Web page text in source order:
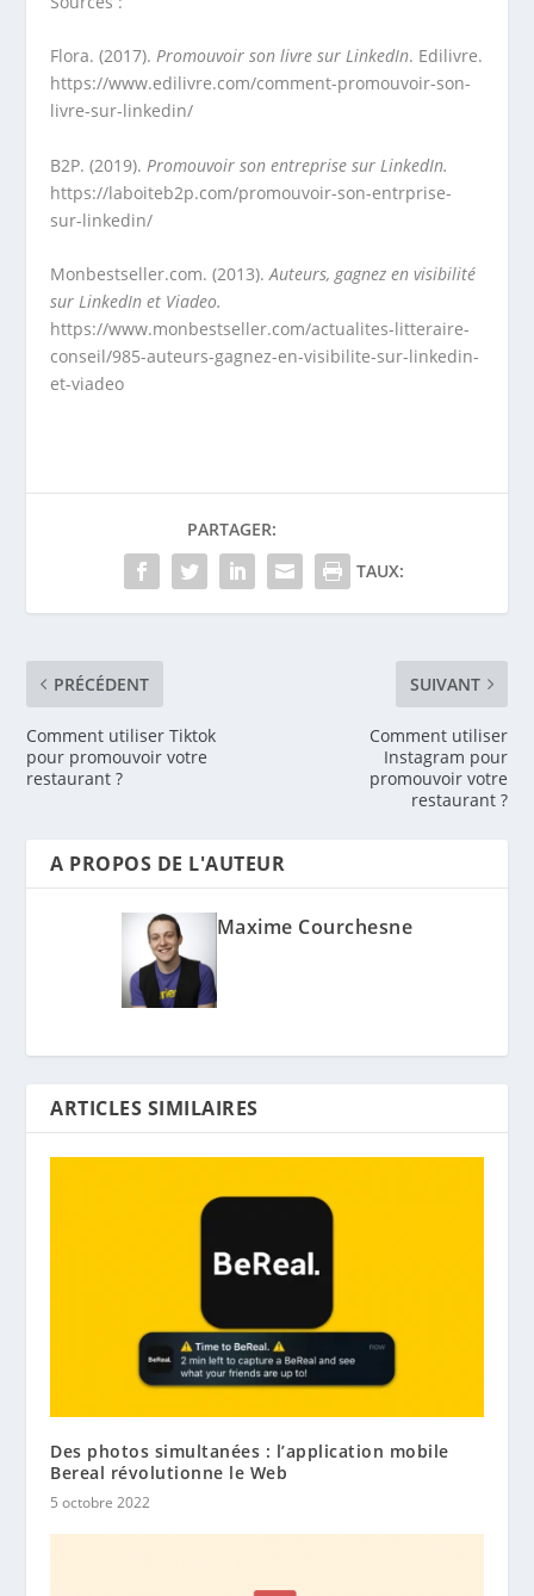
Flora. (2017). Promouvoir son livre sur LinkedIn. Edilivre.
https://www.edilivre.com/comment-promouvoir-son-
livre-sur-linkedin/
B2P. (2019). Promouvoir son entreprise sur LinkedIn.
https://laboiteb2p.com/promouvoir-son-entrprise-
sur-linkedin/
Monbestseller.com. (2013).Auteurs, gagnez en visibilité
sur LinkedIn et Viadeo.
https://www.monbestseller.com/actualites-litteraire-
conseil/985-auteurs-gagnez-en-visibilite-sur-linkedin-
et-viadeo
PARTAGER:
TAUX:
PRÉCÉDENT
Comment utiliser Tiktok
pour promouvoir votre
restaurant ?
SUIVANT
Comment utiliser
Instagram pour
promouvoir votre
restaurant ?
A PROPOS DE L'AUTEUR
Maxime Courchesne
ARTICLES SIMILAIRES
Des photos simultanées : l’application mobile
Bereal révolutionne le Web
5 octobre 2022